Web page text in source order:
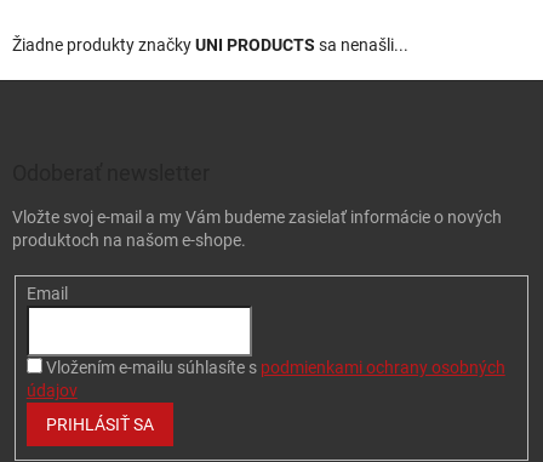
Žiadne produkty značkyUNI PRODUCTS sa nenašli...
Vložte svoj e-mail a my Vám budeme zasielať informácie o nových
produktoch na našom e-shope.
Email
Vložením e-mailu súhlasíte s podmienkami ochrany osobných
údajov
PRIHLÁSIŤ SA